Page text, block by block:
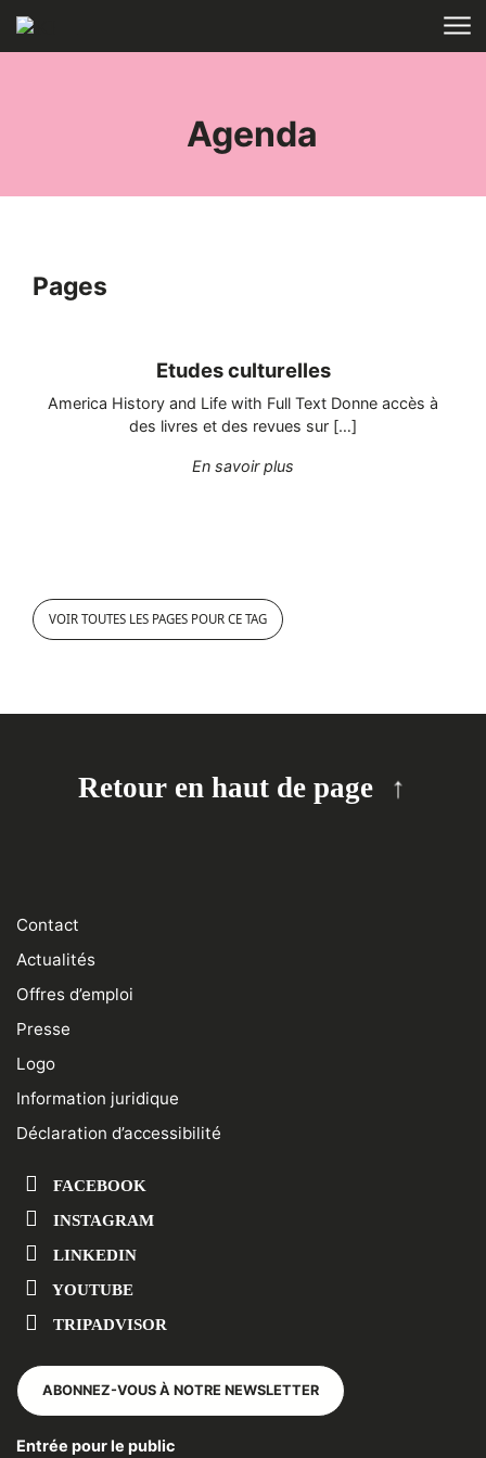
Aller au contenu
Agenda
Pages
Etudes culturelles
America History and Life with Full Text Donne accès à
des livres et des revues sur […]
En savoir plus
VOIR TOUTES LES PAGES POUR CE TAG
Retour en haut de page
Contact
Actualités
Offres d’emploi
Presse
Logo
Information juridique
Déclaration d’accessibilité
FACEBOOK
INSTAGRAM
LINKEDIN
YOUTUBE
TRIPADVISOR
ABONNEZ-VOUS À NOTRE NEWSLETTER
Entrée pour le public